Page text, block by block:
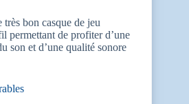
bon casque de jeu
permettant de profiter d’une
son et d’une qualité sonore